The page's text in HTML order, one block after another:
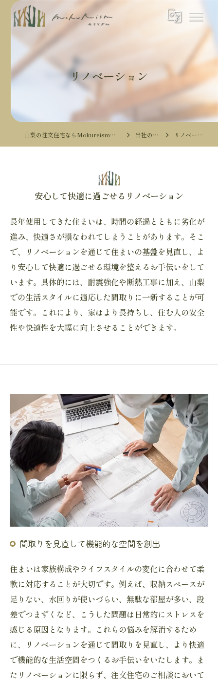
リノベーション
山梨の注文住宅ならMokureismモクリズム 当社の特徴 リノベーション
安心して快適に過ごせるリノベーション
長年使用してきた住まいは、時間の経過とともに劣化が
進み、快適さが損なわれてしまうことがあります。そこ
で、リノベーションを通じて住まいの基盤を見直し、よ
り安心して快適に過ごせる環境を整えるお手伝いをして
います。具体的には、耐震強化や断熱工事に加え、山梨
での生活スタイルに適応した間取りに一新することが可
能です。これにより、家はより長持ちし、住む人の安全
性や快適性を大幅に向上させることができます。
間取りを見直して機能的な空間を創出
住まいは家族構成やライフスタイルの変化に合わせて柔
軟に対応することが大切です。例えば、収納スペースが
足りない、水回りが使いづらい、無駄な部屋が多い、段
差でつまずくなど、こうした問題は日常的にストレスを
感じる原因となります。これらの悩みを解消するため
に、リノベーションを通じて間取りを見直し、より快適
で機能的な生活空間をつくるお手伝いをいたします。ま
たリノベーションに限らず、注文住宅のご相談において